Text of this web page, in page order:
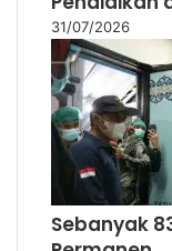
Sebanyak
Permanen
27/07/2026